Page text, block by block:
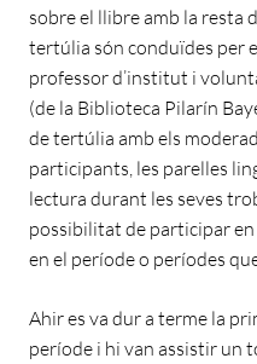
sobre el llibre amb la resta
tertúlia són conduïdes per
professor d’institut i
(de la Biblioteca Pilarín
de tertúlia amb els
participants, les parelles
lectura durant les seves
possibilitat de participar
en el període o períodes
Ahir es va dur a terme la
període i hi van assistir un